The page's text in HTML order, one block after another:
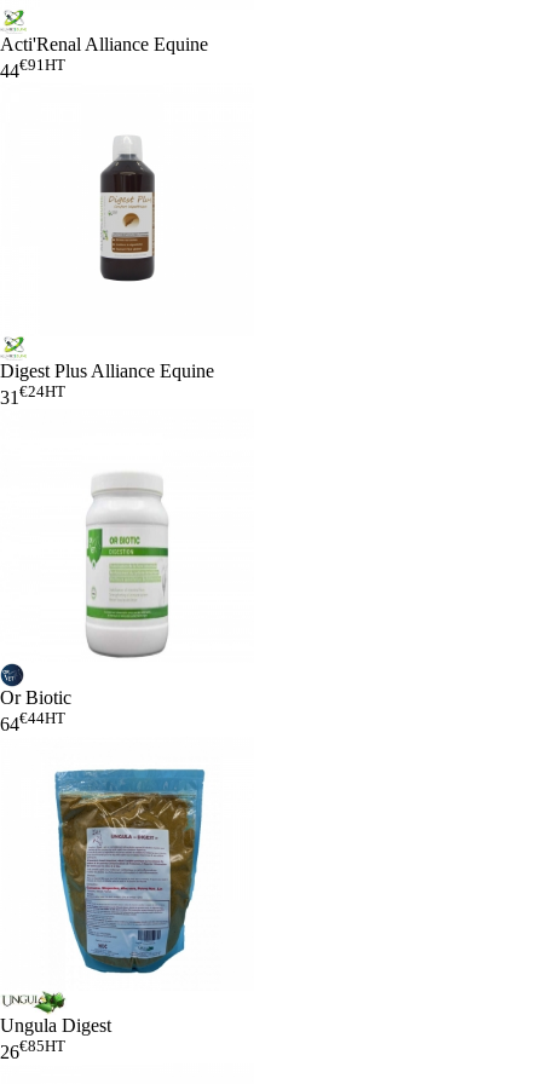
Acti'Renal Alliance Equine
44€91 HT
Digest Plus Alliance Equine
31 €24HT
Or Biotic
64€44HT
Ungula Digest
26€85HT